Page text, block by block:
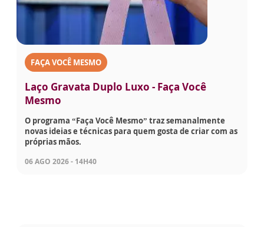
FAÇA VOCÊ MESMO
Laço Gravata Duplo Luxo - Faça Você
Mesmo
O programa “Faça Você Mesmo” traz semanalmente
novas ideias e técnicas para quem gosta de criar com as
próprias mãos.
06 AGO 2026 - 14H40